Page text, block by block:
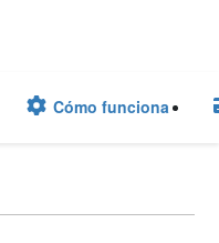
Cómo funciona